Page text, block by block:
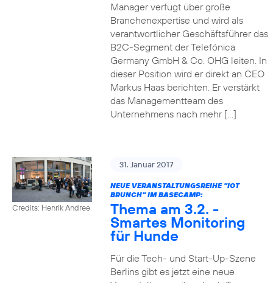
Manager verfügt über große
Branchenexpertise und wird als
verantwortlicher Geschäftsführer das
B2C-Segment der Telefónica
Germany GmbH & Co. OHG leiten. In
dieser Position wird er direkt an CEO
Markus Haas berichten. Er verstärkt
das Managementteam des
Unternehmens nach mehr […]
Credits: Henrik Andree
31. Januar 2017
NEUE VERANSTALTUNGSREIHE "IOT
BRUNCH" IM BASECAMP:
Thema am 3.2. -
Smartes Monitoring
für Hunde
Für die Tech- und Start-Up-Szene
Berlins gibt es jetzt eine neue